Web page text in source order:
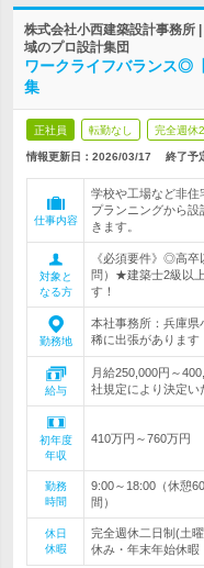
株式会社小西建築設計事務所
域のプロ設計集団
ワークライフバランス◎
集
正社員 転勤なし 完全週休
情報更新日：2026/03/17 終了予
仕事内容
学校や工場など非住
プランニングから
きます。
対象と
なる方
《必須要件》◎高
問）★建築士2級以
す！
勤務地
本社事務所：兵庫
稀に出張があります
給与
月給250,000円～
社規定により決定
初年度
年収
410万円～760万円
勤務
時間
9:00～18:00（休憩
間）
休日
休暇
完全週休二日制(土
休み・年末年始休暇